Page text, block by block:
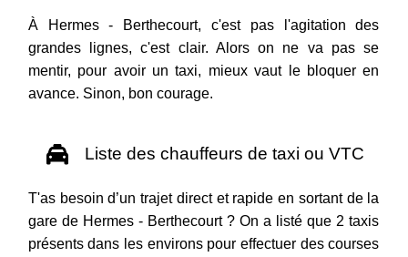
À Hermes - Berthecourt, c'est pas l'agitation des
grandes lignes, c'est clair. Alors on ne va pas se
mentir, pour avoir un taxi, mieux vaut le bloquer en
avance. Sinon, bon courage.
Liste des chauffeurs de taxi ou VTC
T'as besoin d’un trajet direct et rapide en sortant de la
gare de Hermes - Berthecourt ? On a listé que 2 taxis
présents dans les environs pour effectuer des courses